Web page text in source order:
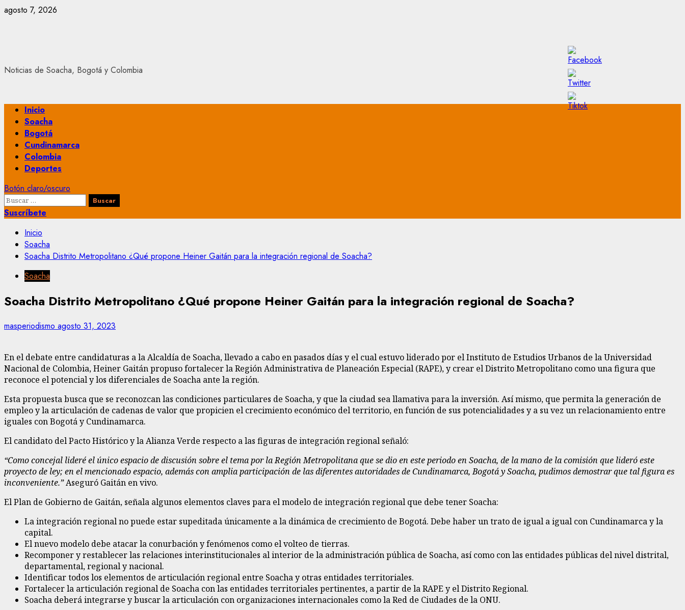
Saltar
agosto 7, 2026
Noticias de Soacha, Bogotá y Colombia
Menú
principal
Inicio
Soacha
Bogotá
Cundinamarca
Colombia
Deportes
Botón claro/oscuro
Buscar:
Suscríbete
Inicio
Soacha
Soacha Distrito Metropolitano ¿Qué propone Heiner Gaitán para la integración regional de Soacha?
Soacha
Soacha Distrito Metropolitano ¿Qué propone Heiner Gaitán para la integración regional de Soacha?
masperiodismo agosto 31, 2023
En el debate entre candidaturas a la Alcaldía de Soacha, llevado a cabo en pasados días y el cual estuvo liderado por el Instituto de Estudios Urbanos de la Universidad
Nacional de Colombia, Heiner Gaitán propuso fortalecer la Región Administrativa de Planeación Especial (RAPE), y crear el Distrito Metropolitano como una figura que
reconoce el potencial y los diferenciales de Soacha ante la región.
Esta propuesta busca que se reconozcan las condiciones particulares de Soacha, y que la ciudad sea llamativa para la inversión. Así mismo, que permita la generación de
empleo y la articulación de cadenas de valor que propicien el crecimiento económico del territorio, en función de sus potencialidades y a su vez un relacionamiento entre
iguales con Bogotá y Cundinamarca.
El candidato del Pacto Histórico y la Alianza Verde respecto a las figuras de integración regional señaló:
“Como concejal lideré el único espacio de discusión sobre el tema por la Región Metropolitana que se dio en este periodo en Soacha, de la mano de la comisión que lideró este
proyecto de ley; en el mencionado espacio, además con amplia participación de las diferentes autoridades de Cundinamarca, Bogotá y Soacha, pudimos demostrar que tal figura es
inconveniente.”Aseguró Gaitán en vivo.
El Plan de Gobierno de Gaitán, señala algunos elementos claves para el modelo de integración regional que debe tener Soacha:
La integración regional no puede estar supeditada únicamente a la dinámica de crecimiento de Bogotá. Debe haber un trato de igual a igual con Cundinamarca y la
capital.
El nuevo modelo debe atacar la conurbación y fenómenos como el volteo de tierras.
Recomponer y restablecer las relaciones interinstitucionales al interior de la administración pública de Soacha, así como con las entidades públicas del nivel distrital,
departamental, regional y nacional.
Identificar todos los elementos de articulación regional entre Soacha y otras entidades territoriales.
Fortalecer la articulación regional de Soacha con las entidades territoriales pertinentes, a partir de la RAPE y el Distrito Regional.
Soacha deberá integrarse y buscar la articulación con organizaciones internacionales como la Red de Ciudades de la ONU.